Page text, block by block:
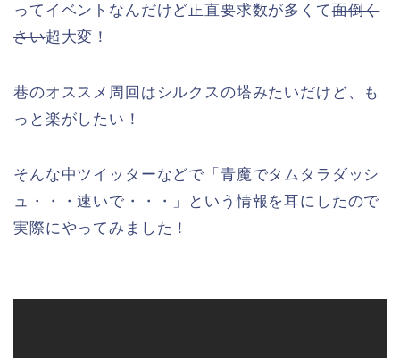
ってイベントなんだけど正直要求数が多くて面倒く
さい超大変！
巷のオススメ周回はシルクスの塔みたいだけど、も
っと楽がしたい！
そんな中ツイッターなどで「青魔でタムタラダッシ
ュ・・・速いで・・・」という情報を耳にしたので
実際にやってみました！